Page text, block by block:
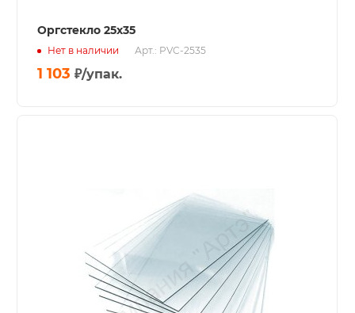
Оргстекло 25х35
Нет в наличии Арт.: PVC-2535
1 103 ₽/упак.